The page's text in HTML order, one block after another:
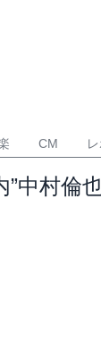
CM
”中村